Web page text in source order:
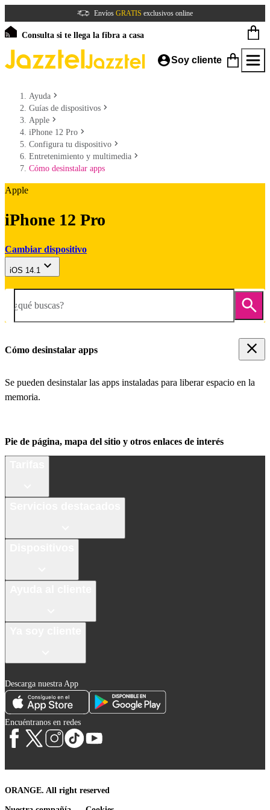
Envíos GRATIS exclusivos online
Consulta si te llega la fibra a casa
Soy cliente
Ayuda
Guías de dispositivos
Apple
iPhone 12 Pro
Configura tu dispositivo
Entretenimiento y multimedia
Cómo desinstalar apps
Apple
iPhone 12 Pro
Cambiar dispositivo
iOS 14.1
¿qué buscas?
Cómo desinstalar apps
Se pueden desinstalar las apps instaladas para liberar espacio en la
memoria.
Pie de página, mapa del sitio y otros enlaces de interés
Descarga nuestra App
Encuéntranos en redes
ORANGE. All right reserved